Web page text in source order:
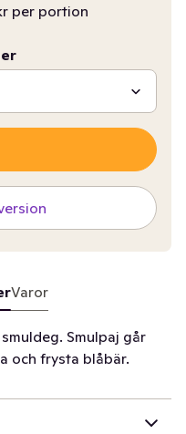
per portion
Varor
Smulpaj går
och frysta blåbär.